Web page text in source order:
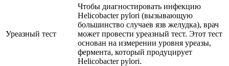
Уреазный тест
Чтобы диагностировать инфекцию
Helicobacter pylori (вызывающую
большинство случаев язв желудка), врач
может провести уреазный тест. Этот тест
основан на измерении уровня уреазы,
фермента, который продуцирует
Helicobacter pylori.